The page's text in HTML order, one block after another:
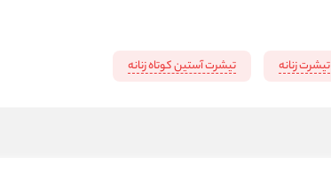
تیشرت زنانه تیشرت آستین کوتاه زنانه